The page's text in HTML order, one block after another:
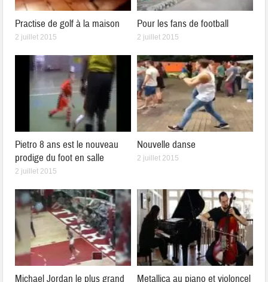
Practise de golf à la maison
2 juillet 2015
Pour les fans de football
2 juillet 2015
Pietro 8 ans est le nouveau
prodige du foot en salle
2 juillet 2015
Nouvelle danse
2 juillet 2015
Michael Jordan le plus grand Metallica au piano et violoncel